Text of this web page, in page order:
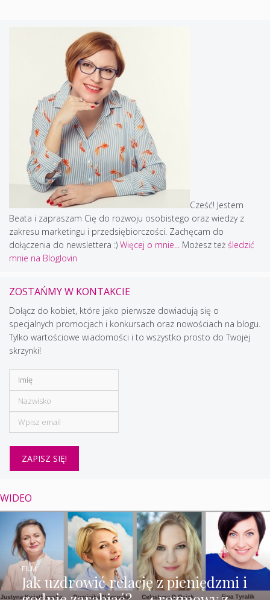
Cześć! Jestem
Beata i zapraszam Cię do rozwoju osobistego oraz wiedzy z
zakresu marketingu i przedsiębiorczości. Zachęcam do
dołączenia do newslettera :) Więcej o mnie... Możesz też śledzić
mnie na Bloglovin
ZOSTAŃMY W KONTAKCIE
Dołącz do kobiet, które jako pierwsze dowiadują się o
specjalnych promocjach i konkursach oraz nowościach na blogu.
Tylko wartościowe wiadomości i to wszystko prosto do Twojej
skrzynki!
WIDEO
Jak uzdrowić relację z pieniędzmi i
FILM